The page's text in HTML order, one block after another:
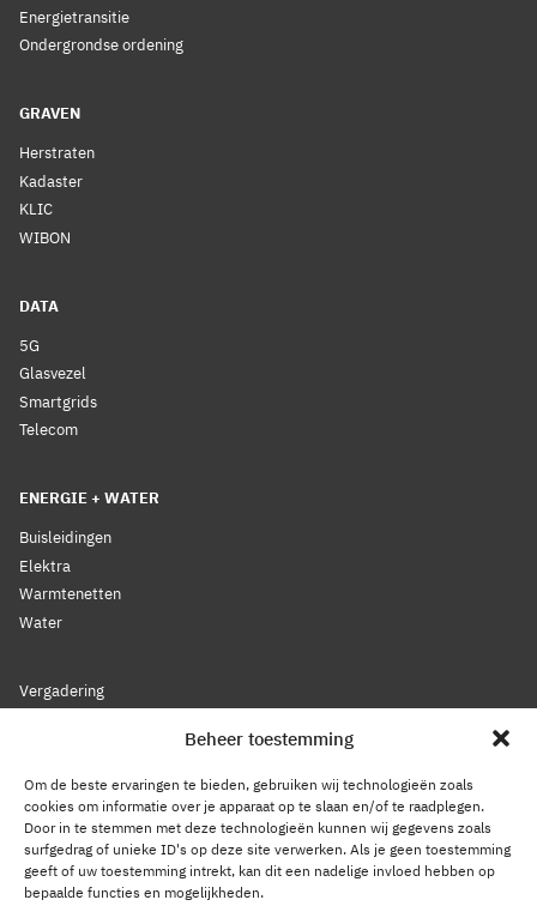
Beheer toestemming
Om de beste ervaringen te bieden, gebruiken wij technologieën zoals
cookies om informatie over je apparaat op te slaan en/of te raadplegen.
Door in te stemmen met deze technologieën kunnen wij gegevens zoals
surfgedrag of unieke ID's op deze site verwerken. Als je geen toestemming
geeft of uw toestemming intrekt, kan dit een nadelige invloed hebben op
bepaalde functies en mogelijkheden.
Energietransitie
Ondergrondse ordening
GRAVEN
Herstraten
Kadaster
KLIC
WIBON
DATA
5G
Glasvezel
Smartgrids
Telecom
ENERGIE + WATER
Buisleidingen
Elektra
Warmtenetten
Water
Vergadering
Bestuur
Leden
Voorwaarden
Reglement
Statuten